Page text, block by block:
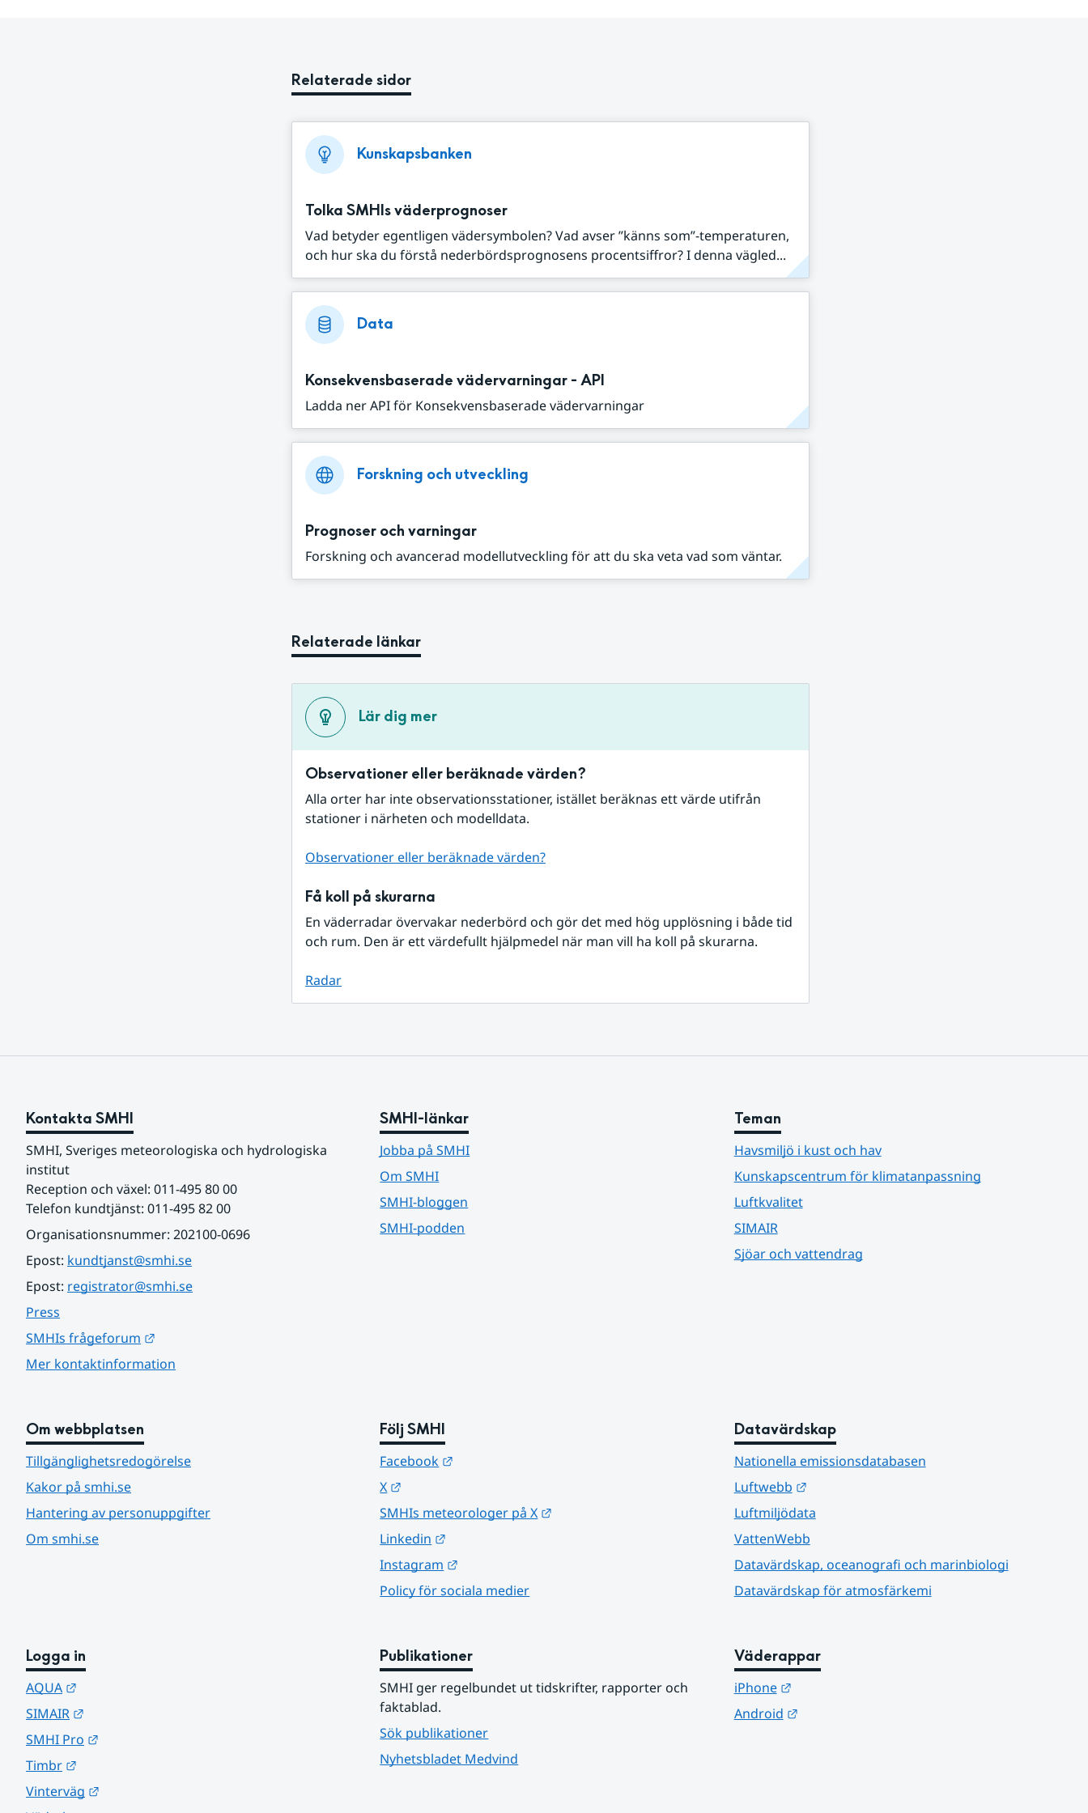
Relaterade sidor
Kunskapsbanken
Tolka SMHIs väderprognoser
Vad betyder egentligen vädersymbolen? Vad avser ”känns som”-temperaturen,
och hur ska du förstå nederbördsprognosens procentsiffror? I denna vägled...
Data
Konsekvensbaserade vädervarningar - API
Ladda ner API för Konsekvensbaserade vädervarningar
Forskning och utveckling
Prognoser och varningar
Forskning och avancerad modellutveckling för att du ska veta vad som väntar.
Relaterade länkar
Lär dig mer
Observationer eller beräknade värden?
Alla orter har inte observationsstationer, istället beräknas ett värde utifrån
stationer i närheten och modelldata.
Observationer eller beräknade värden?
Få koll på skurarna
En väderradar övervakar nederbörd och gör det med hög upplösning i både tid
och rum. Den är ett värdefullt hjälpmedel när man vill ha koll på skurarna.
Radar
Kontakta SMHI
SMHI, Sveriges meteorologiska och hydrologiska
institut
Reception och växel: 011-495 80 00
Telefon kundtjänst: 011-495 82 00
Organisationsnummer: 202100-0696
Epost: kundtjanst@smhi.se
Epost: registrator@smhi.se
Press
SMHIs frågeforum
Mer kontaktinformation
SMHI-länkar
Jobba på SMHI
Om SMHI
SMHI-bloggen
SMHI-podden
Teman
Havsmiljö i kust och hav
Kunskapscentrum för klimatanpassning
Luftkvalitet
SIMAIR
Sjöar och vattendrag
Om webbplatsen
Tillgänglighetsredogörelse
Kakor på smhi.se
Hantering av personuppgifter
Om smhi.se
Följ SMHI
Facebook
X
SMHIs meteorologer på X
Linkedin
Instagram
Policy för sociala medier
Datavärdskap
Nationella emissionsdatabasen
Luftwebb
Länk till annan webbplats.
Luftmiljödata
VattenWebb
Datavärdskap, oceanografi och marinbiologi
Datavärdskap för atmosfärkemi
Logga in
AQUA
SIMAIR
SMHI Pro
Timbr
Vinterväg
Publikationer
SMHI ger regelbundet ut tidskrifter, rapporter och
faktablad.
Sök publikationer
Nyhetsbladet Medvind
Väderappar
iPhone
Länk till annan webbplats.
Android
Länk till annan webbplats.